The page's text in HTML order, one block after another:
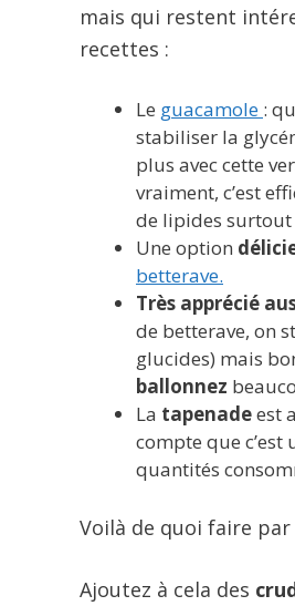
mais qui restent
recettes :
Le guacamole :
stabiliser la
plus avec cette
vraiment, c’est
de lipides surtout
Une option
betterave.
Très apprécié
de betterave, on
glucides) mais
ballonnez
La tapenadeest
compte que c’est
quantités
Voilà de quoi faire
Ajoutez à cela des